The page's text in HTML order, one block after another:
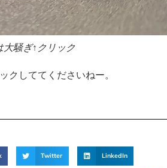
騒ぎ↑クリック
クしててくださいねー。
Twitter LinkedIn